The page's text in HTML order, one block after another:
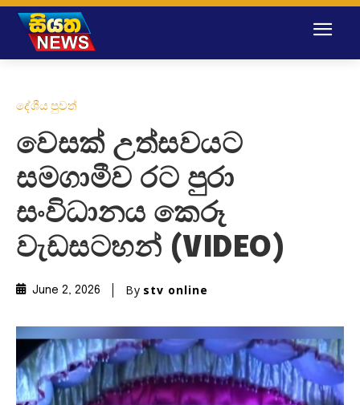
දේශීය පුවත්
වෙසක් උත්සවයට
සමගාමීව රට පුරා
සංවිධානය කෙරූ
වැඩසටහන් (VIDEO)
June 2, 2026 By stv online